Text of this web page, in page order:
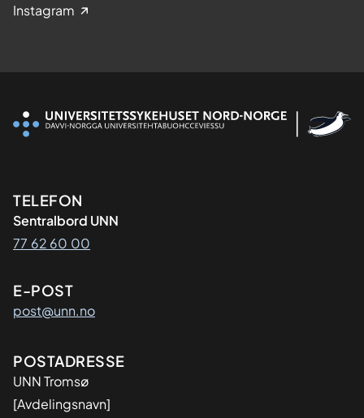
Instagram
Kontaktinformasjon
TELEFON
Sentralbord UNN
77 62 60 00
E-POST
post@unn.no
Adresse
POSTADRESSE
UNN Tromsø
[Avdelingsnavn]